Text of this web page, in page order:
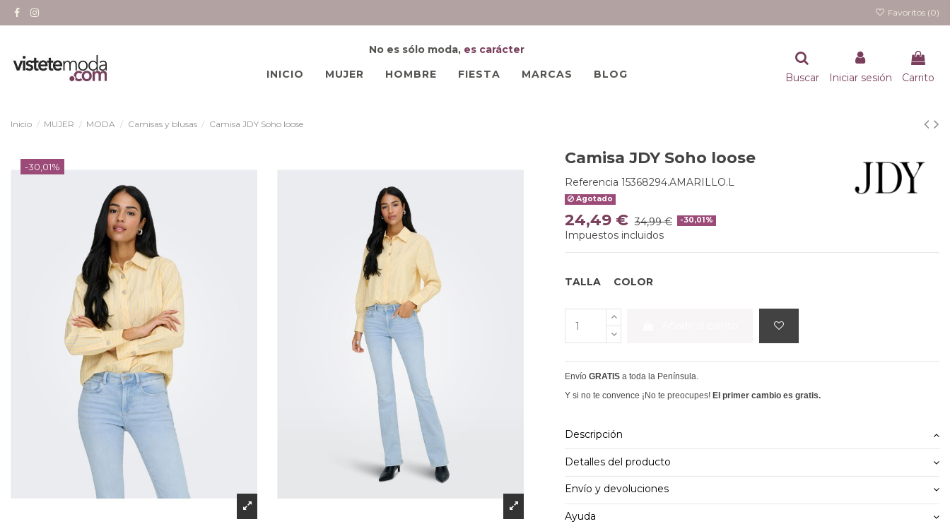
Favoritos (0)
No es sólo moda, es carácter
INICIO
MUJER HOMBRE FIESTA MARCAS BLOG Buscar Iniciar sesión Carrito
Inicio MUJER MODA Camisas y blusas Camisa JDY Soho loose
-30,01% Camisa JDY Soho loose
Referencia 15368294.AMARILLO.L
Agotado
24,49 € 34,99 € -30,01%
Impuestos incluidos
TALLA COLOR
Envío GRATIS a toda la Península.
Y si no te convence ¡No te preocupes! El primer cambio es gratis.
Descripción
Detalles del producto
Envío y devoluciones
Ayuda